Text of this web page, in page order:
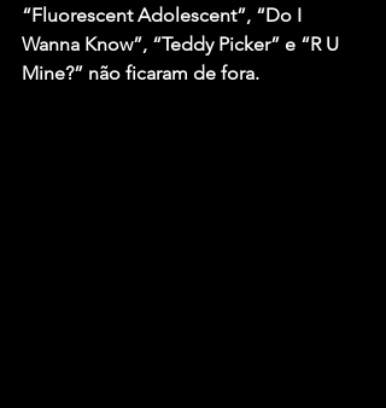
“Fluorescent Adolescent”, “Do I
Wanna Know”, “Teddy Picker” e “R U
Mine?” não ficaram de fora.